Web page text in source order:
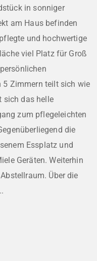
in sonniger
am Haus befinden
und hochwertige
viel Platz für Groß
5 Zimmern teilt sich wie
sich das helle
zum pflegeleichten
die
Essplatz und
Geräten. Weiterhin
Über die